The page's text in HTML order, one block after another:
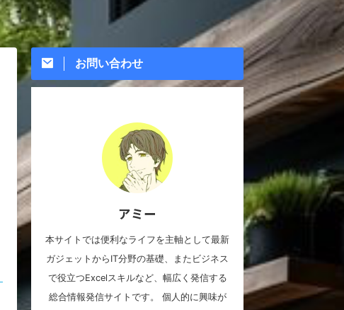
お問い合わせ
アミー
本サイトでは便利なライフを主軸として最新
ガジェットからIT分野の基礎、またビジネス
で役立つExcelスキルなど、幅広く発信する
総合情報発信サイトです。 個人的に興味が